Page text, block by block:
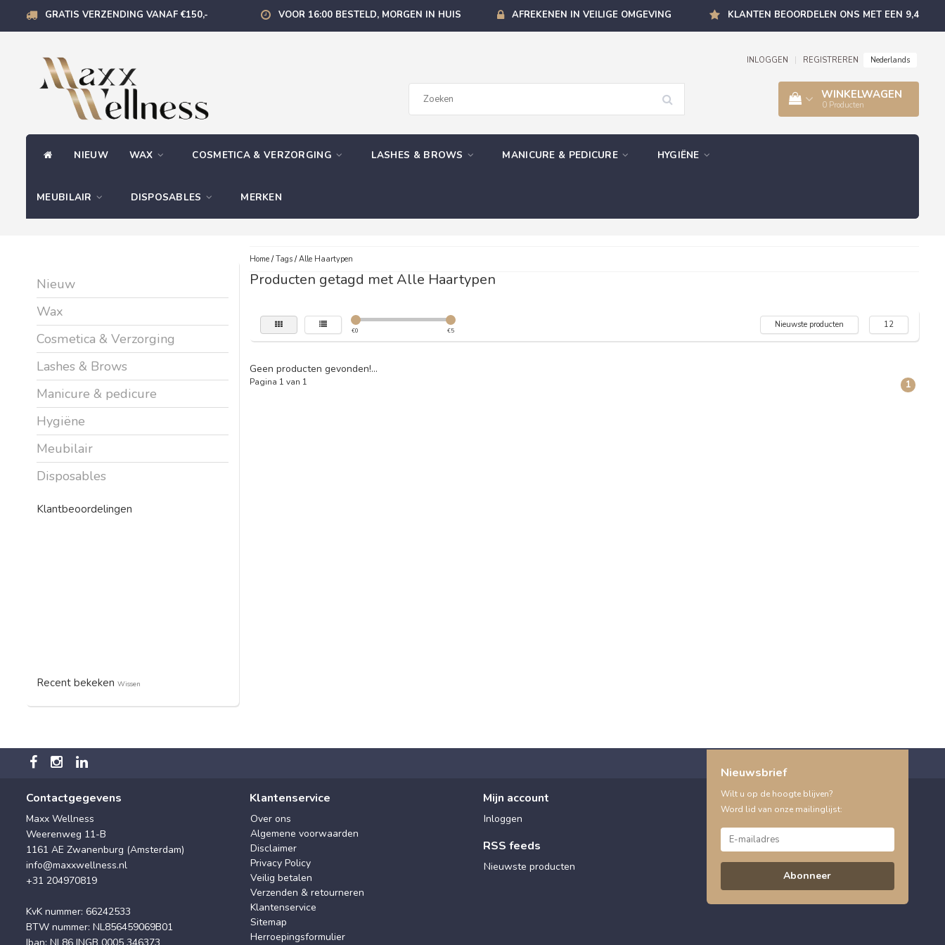
GRATIS VERZENDING VANAF €150,- VOOR 16:00 BESTELD, MORGEN IN HUIS AFREKENEN IN VEILIGE OMGEVING KLANTEN BEOORDELEN ONS MET EEN 9,4
INLOGGEN REGISTREREN Nederlands
WINKELWAGEN
0 Producten
NIEUW WAX COSMETICA & VERZORGING LASHES & BROWS MANICURE & PEDICURE HYGIËNE
MEUBILAIR DISPOSABLES MERKEN
Nieuw
Wax
Cosmetica & Verzorging
Lashes & Brows
Manicure & pedicure
Hygiëne
Meubilair
Disposables
Klantbeoordelingen
Recent bekeken Wissen
Home/Tags/Alle Haartypen
Producten getagd met Alle Haartypen
€0 €5
Nieuwste producten 12
Geen producten gevonden!...
Pagina 1 van 1 1
Contactgegevens
Maxx Wellness
Weerenweg 11-B
1161 AE Zwanenburg (Amsterdam)
info@maxxwellness.nl
+31 204970819
KvK nummer: 66242533
BTW nummer: NL856459069B01
Iban: NL86 INGB 0005 346373
Klantenservice
Over ons
Algemene voorwaarden
Disclaimer
Privacy Policy
Veilig betalen
Verzenden & retourneren
Klantenservice
Sitemap
Herroepingsformulier
Mijn account
Inloggen
RSS feeds
Nieuwste producten
Nieuwsbrief
Wilt u op de hoogte blijven?
Word lid van onze mailinglijst:
Abonneer